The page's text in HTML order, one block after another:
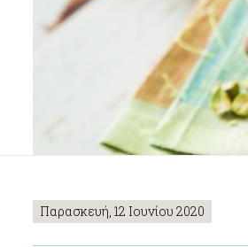
Παρασκευή, 12 Ιουνίου 2020